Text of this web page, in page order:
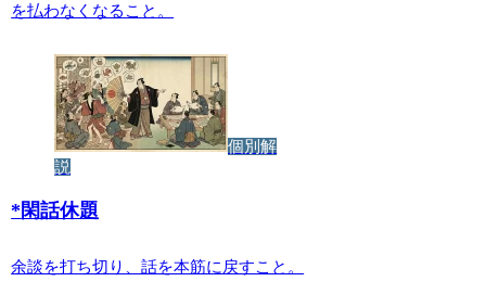
を払わなくなること。
個別解
説
* 閑話休題
余談を打ち切り、話を本筋に戻すこと。